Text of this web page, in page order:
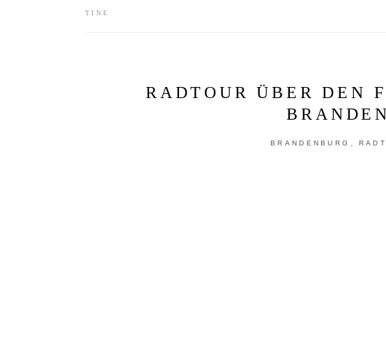
TINE
RADTOUR ÜBER DEN
BRANDENBURG